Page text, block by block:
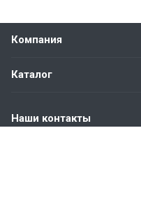
Компания
Каталог
Наши контакты